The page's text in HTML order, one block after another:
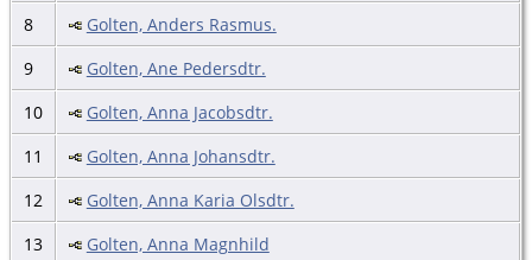
8
Golten, Anders Rasmus.
9
Golten, Ane Pedersdtr.
10
Golten, Anna Jacobsdtr.
11
Golten, Anna Johansdtr.
12
Golten, Anna Karia Olsdtr.
13
Golten, Anna Magnhild